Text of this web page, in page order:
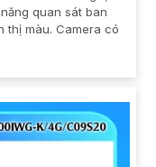
quan sát ban
thị màu. Camera có